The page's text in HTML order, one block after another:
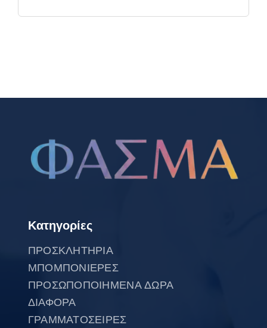
Κατηγορίες
ΠΡΟΣΚΛΗΤΗΡΙΑ
ΜΠΟΜΠΟΝΙΕΡΕΣ
ΠΡΟΣΩΠΟΠΟΙΗΜΕΝΑ ΔΩΡΑ
ΔΙΑΦΟΡΑ
ΓΡΑΜΜΑΤΟΣΕΙΡΕΣ